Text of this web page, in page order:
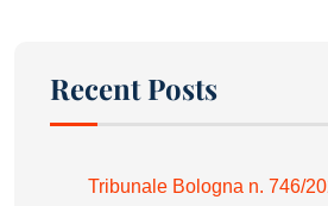
Recent Posts
Tribunale Bologna n. 746/